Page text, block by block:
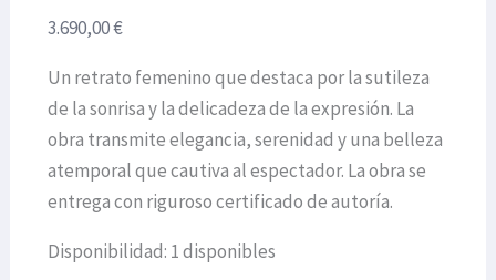
3.690,00€
Un retrato femenino que destaca por la sutileza
de la sonrisa y la delicadeza de la expresión. La
obra transmite elegancia, serenidad y una belleza
atemporal que cautiva al espectador. La obra se
entrega con riguroso certificado de autoría.
Disponibilidad: 1 disponibles